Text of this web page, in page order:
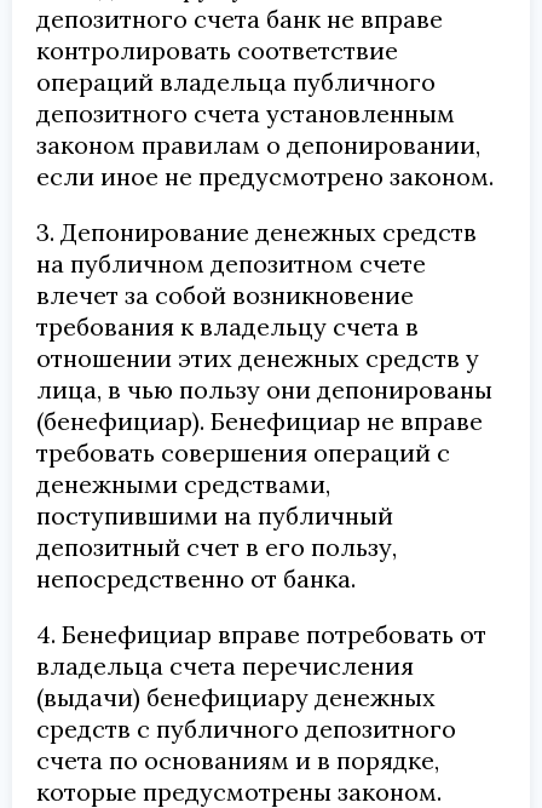
депозитного счета банк не вправе
контролировать соответствие
операций владельца публичного
депозитного счета установленным
законом правилам о депонировании,
если иное не предусмотрено законом.
3. Депонирование денежных средств
на публичном депозитном счете
влечет за собой возникновение
требования к владельцу счета в
отношении этих денежных средств у
лица, в чью пользу они депонированы
(бенефициар). Бенефициар не вправе
требовать совершения операций с
денежными средствами,
поступившими на публичный
депозитный счет в его пользу,
непосредственно от банка.
4. Бенефициар вправе потребовать от
владельца счета перечисления
(выдачи) бенефициару денежных
средств с публичного депозитного
счета по основаниям и в порядке,
которые предусмотрены законом.